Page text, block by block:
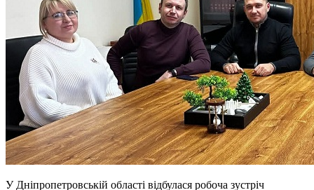
У Дніпропетровській області відбулася робоча зустріч